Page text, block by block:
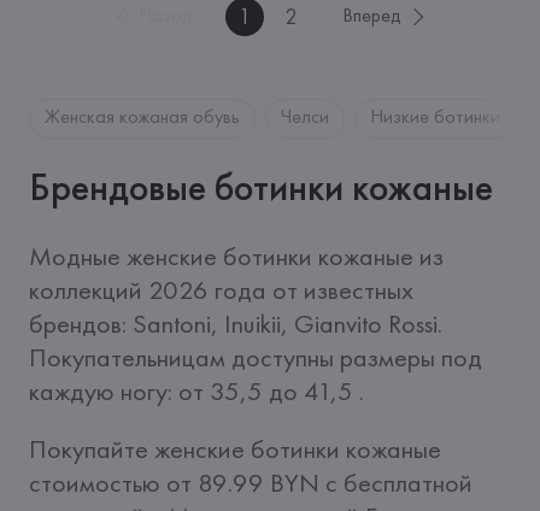
1 2 Вперед
Женская кожаная обувь Челси Низкие ботинки
Брендовые ботинки кожаные
Модные женские ботинки кожаные из
коллекций 2026 года от известных
брендов: Santoni, Inuikii, Gianvito Rossi.
Покупательницам доступны размеры под
каждую ногу: от 35,5 до 41,5 .
Покупайте женские ботинки кожаные
стоимостью от 89.99 BYN c бесплатной